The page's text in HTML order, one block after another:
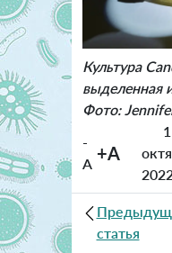
Культура
выделенная
Фото:
-
A +A
1
статья